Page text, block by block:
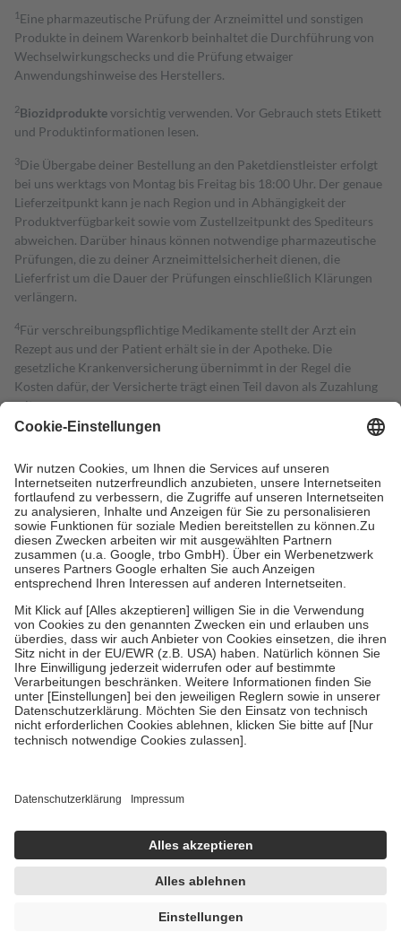
1 Eine pharmazeutische Prüfung der Arzneimittel und sonstigen
Produkte in deinem Warenkorb beinhaltet die Durchführung von
Wechselwirkungschecks und die Prüfung etwaiger
Anwendungshinweise des Herstellers.
2Biozidproduktevorsichtig verwenden. Vor Gebrauch stets Etikett
und Produktinformationen lesen.
3Die Übergabe deiner Bestellung an den Paketdienstleister erfolgt
bei uns werktags von Montag bis Freitag bis 18:00 Uhr. Der genaue
Lieferzeitpunkt kann je nach Region und in Abhängigkeit der
Produktverfügbarkeit sowie vom Zustellzeitpunkt des Spediteurs
abweichen. Darüber hinaus können notwendige pharmazeutische
Prüfungen, die zu deiner Arzneimittelsicherheit dienen, die
Lieferfrist um die Dauer der Prüfungen einschließlich Klärungen
verlängern.
4Für verschreibungspflichtige Medikamente stellt der Arzt ein
Rezept aus und der Patient erhält sie in der Apotheke. Die
gesetzliche Krankenversicherung übernimmt in der Regel die
Kosten dafür, der Versicherte trägt einen Teil davon als Zuzahlung
mit.
Grundsätzlich leisten Mitglieder Zuzahlungen in Höhe von zehn
höchstens zehn Euro.
Es sind jedoch nie mehr als die tatsächlichen
Kosten der Leistung zu entrichten.
Diese Regeln gelten grundsätzlich auch für Online-Apotheken.
Bei Heilmitteln und häuslicher Krankenpflege beträgt die
Zuzahlung zehn Prozent der Kosten sowie zehn Euro je
Verordnung.
Um das Engagement der Versicherten für ihre eigene Gesundheit zu
stärken und die besondere Stellung der Familie zu unterstützen,
fallenkeine Zuzahlungenan bei:
• Kindern und Jugendlichen bis zum vollendeten 18. Lebensjahr
mit Ausnahme der Fahrkosten
• Untersuchungen zur Vorsorge und Früherkennung, die von der
GKV getragen werden
• empfohlenen Schutzimpfungen
• Harn- und Blutteststreifen
getroffen, um sicherzustellen, dass es sich um echte Bewertungen
https://help.etrusted.com/hc/de/articles/4419944605341
Einige Bilder und Inhalte wurden unter Zuhilfenahme künstlicher